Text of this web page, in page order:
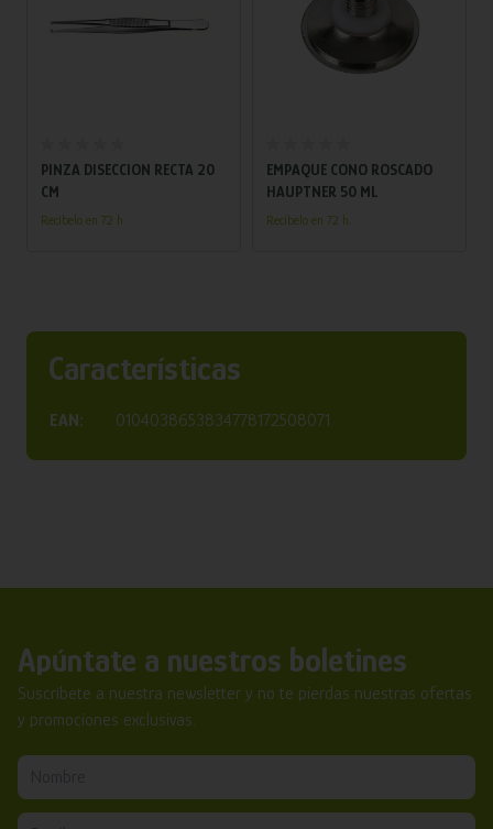
PINZA DISECCION RECTA 20
CM
Recíbelo en 72 h.
EMPAQUE CONO ROSCADO
HAUPTNER 50 ML
Recíbelo en 72 h.
Características
EAN: 0104038653834778172508071
Apúntate a nuestros boletines
Suscríbete a nuestra newsletter y no te pierdas nuestras ofertas
y promociones exclusivas.